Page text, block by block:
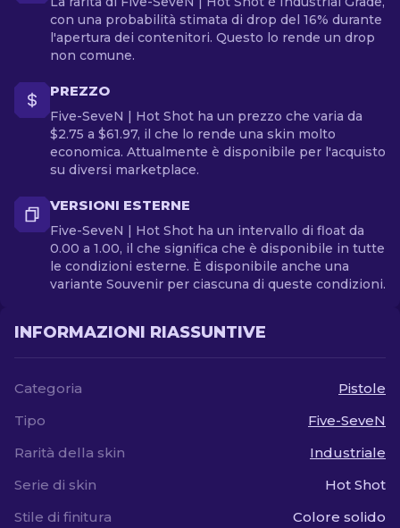
con una probabilità stimata di drop del 16% durante
l'apertura dei contenitori. Questo lo rende un drop
non comune.
PREZZO
Five-SeveN | Hot Shot ha un prezzo che varia da
$2.75 a $61.97, il che lo rende una skin molto
economica. Attualmente è disponibile per l'acquisto
su diversi marketplace.
VERSIONI ESTERNE
Five-SeveN | Hot Shot ha un intervallo di float da
0.00 a 1.00, il che significa che è disponibile in tutte
le condizioni esterne. È disponibile anche una
variante Souvenir per ciascuna di queste condizioni.
INFORMAZIONI RIASSUNTIVE
Categoria
Pistole
Tipo
Five-SeveN
Rarità della skin
Industriale
Serie di skin
Hot Shot
Stile di finitura
Colore solido